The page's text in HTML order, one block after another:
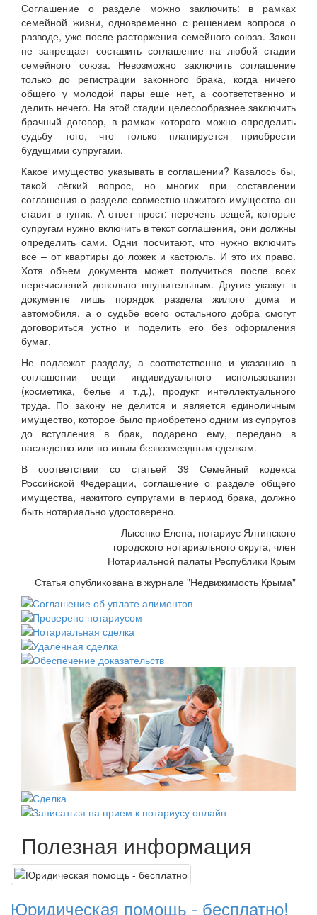
Соглашение о разделе можно заключить: в рамках
семейной жизни, одновременно с решением вопроса о
разводе, уже после расторжения семейного союза. Закон
не запрещает составить соглашение на любой стадии
семейного союза. Невозможно заключить соглашение
только до регистрации законного брака, когда ничего
общего у молодой пары еще нет, а соответственно и
делить нечего. На этой стадии целесообразнее заключить
брачный договор, в рамках которого можно определить
судьбу того, что только планируется приобрести
будущими супругами.
Какое имущество указывать в соглашении? Казалось бы,
такой лёгкий вопрос, но многих при составлении
соглашения о разделе совместно нажитого имущества он
ставит в тупик. А ответ прост: перечень вещей, которые
супругам нужно включить в текст соглашения, они должны
определить сами. Одни посчитают, что нужно включить
всё – от квартиры до ложек и кастрюль. И это их право.
Хотя объем документа может получиться после всех
перечислений довольно внушительным. Другие укажут в
документе лишь порядок раздела жилого дома и
автомобиля, а о судьбе всего остального добра смогут
договориться устно и поделить его без оформления
бумаг.
Не подлежат разделу, а соответственно и указанию в
соглашении вещи индивидуального использования
(косметика, белье и т.д.), продукт интеллектуального
труда. По закону не делится и является единоличным
имущество, которое было приобретено одним из супругов
до вступления в брак, подарено ему, передано в
наследство или по иным безвозмездным сделкам.
В соответствии со статьей 39 Семейный кодекса
Российской Федерации, соглашение о разделе общего
имущества, нажитого супругами в период брака, должно
быть нотариально удостоверено.
Лысенко Елена, нотариус Ялтинского
городского нотариального округа, член
Нотариальной палаты Республики Крым
Статья опубликована в журнале "Недвижимость Крыма"
Полезная информация
Юридическая помощь - бесплатно!